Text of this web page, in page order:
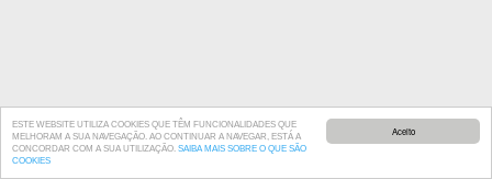
Aceito
ESTE WEBSITE UTILIZA COOKIES QUE TÊM FUNCIONALIDADES QUE
MELHORAM A SUA NAVEGAÇÃO. AO CONTINUAR A NAVEGAR, ESTÁ A
CONCORDAR COM A SUA UTILIZAÇÃO. SAIBA MAIS SOBRE O QUE SÃO
COOKIES